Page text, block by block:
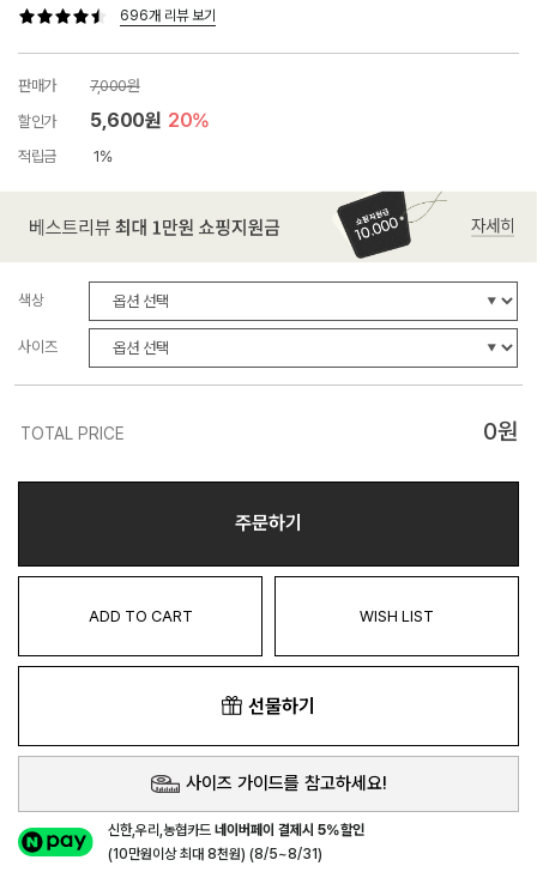
696개 리뷰 보기
판매가
7,000원
할인가
5,600원 20%
적립금 1%
색상
사이즈
TOTAL PRICE 0원
주문하기
ADD TO CART WISH LIST
선물하기
사이즈 가이드를 참고하세요!
신한,우리,농협카드네이버페이 결제시 5%할인
(10만원이상 최대 8천원) (8/5~8/31)